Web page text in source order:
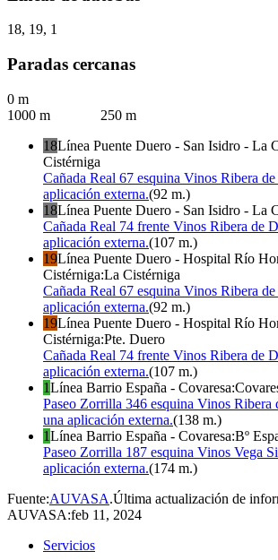
18, 19, 1
Paradas cercanas
0 m
250 m
1000 m
18Línea Puente Duero - San Isidro - La
Cistérniga
Cañada Real 67 esquina Vinos Ribera
aplicación externa.(92 m.)
18Línea Puente Duero - San Isidro - La
Cañada Real 74 frente Vinos Ribera de
aplicación externa.(107 m.)
19Línea Puente Duero - Hospital Río
Cistérniga:La Cistérniga
Cañada Real 67 esquina Vinos Ribera
aplicación externa.(92 m.)
19Línea Puente Duero - Hospital Río
Cistérniga:Pte. Duero
Cañada Real 74 frente Vinos Ribera de
aplicación externa.(107 m.)
1Línea Barrio España - Covaresa:
Paseo Zorrilla 346 esquina Vinos Ribera
una aplicación externa.(138 m.)
1Línea Barrio España - Covaresa:Bº
Paseo Zorrilla 187 esquina Vinos Vega
aplicación externa.(174 m.)
Fuente:AUVASA.Última actualización de
AUVASA:feb 11, 2024
Servicios